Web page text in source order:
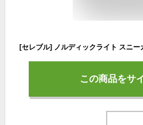
この商品をサ